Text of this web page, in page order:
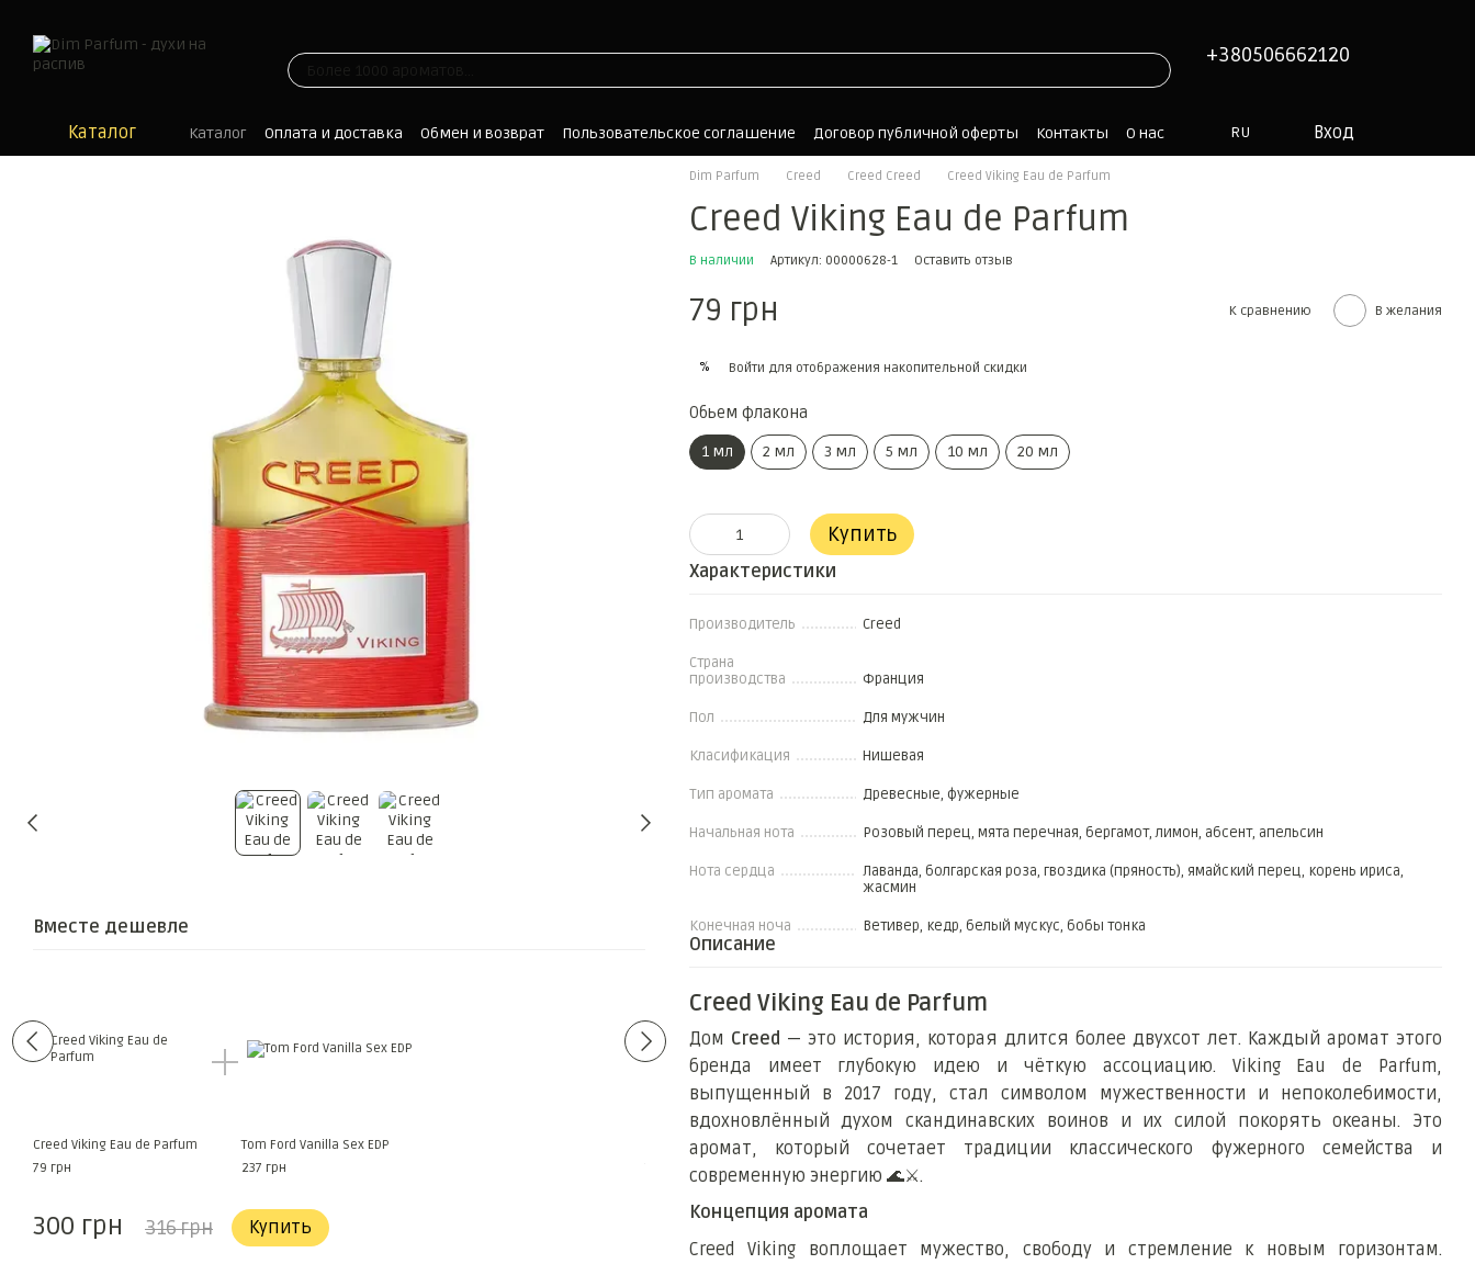
+380506662120
Каталог Каталог Оплата и доставка Обмен и возврат Пользовательское соглашение Договор публичной оферты Контакты
О нас
Отзывы
Блог
RU Вход
Вместе дешевле
Creed Viking Eau de Parfum
79 грн
Tom Ford Vanilla Sex EDP
237 грн
300 грн 316 грн Купить
Вместе дешевле
Creed Viking Eau de Parfum
Thomas Kosmala No. 4 Apres
l'Amour edp, Франция
410 грн
465 грн 489 грн Купить
Dim Parfum Creed Creed Creed Creed Viking Eau de Parfum
Creed Viking Eau de Parfum
В наличии Артикул: 00000628-1 Оставить отзыв
79 грн К сравнению В желания
% Войти для отображения накопительной скидки
Обьем флакона
1 мл 2 мл 3 мл 5 мл 10 мл 20 мл
Купить
Характеристики
Производитель Creed
Страна
производства
Франция
Пол Для мужчин
Класификация Нишевая
Тип аромата Древесные, фужерные
Начальная нота Розовый перец, мята перечная, бергамот, лимон, абсент, апельсин
Нота сердца
Лаванда, болгарская роза, гвоздика (пряность), ямайский перец, корень ириса,
жасмин
Конечная ноча Ветивер, кедр, белый мускус, бобы тонка
Описание
Creed Viking Eau de Parfum
Дом Creed — это история, которая длится более двухсот лет. Каждый аромат этого
бренда имеет глубокую идею и чёткую ассоциацию. Viking Eau de Parfum,
выпущенный в 2017 году, стал символом мужественности и непоколебимости,
вдохновлённый духом скандинавских воинов и их силой покорять океаны. Это
аромат, который сочетает традиции классического фужерного семейства и
современную энергию 🌊⚔️.
Концепция аромата
Creed Viking воплощает мужество, свободу и стремление к новым горизонтам.